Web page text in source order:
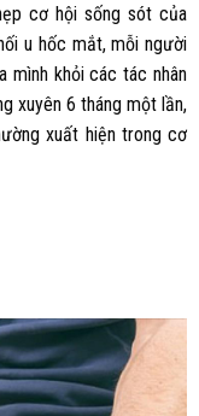
cơ hội sống sót của
u hốc mắt, mỗi người
mình khỏi các tác nhân
xuyên 6 tháng một lần,
xuất hiện trong cơ